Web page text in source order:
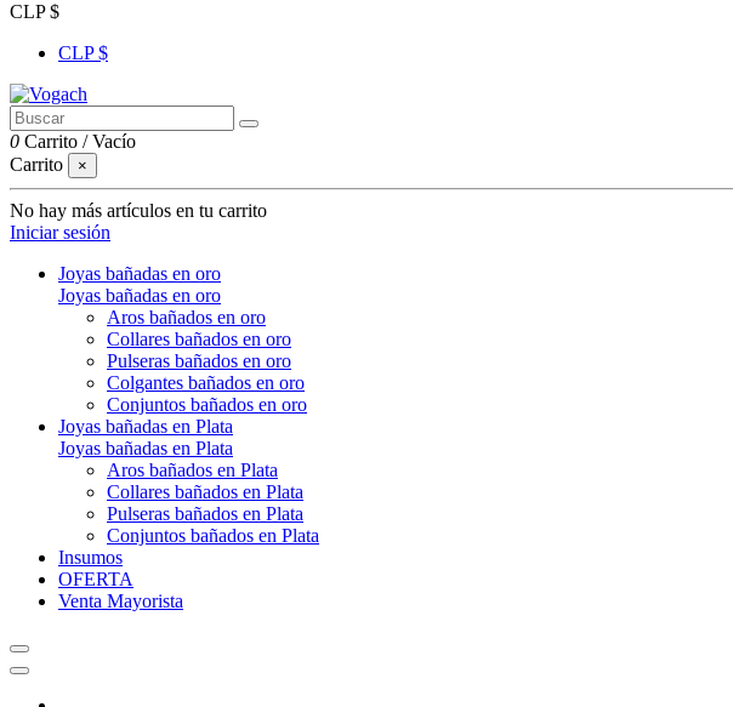
CLP $
CLP $
0 Carrito /Vacío
Carrito
×
No hay más artículos en tu carrito
Iniciar sesión
Joyas bañadas en oro
Joyas bañadas en oro
Aros bañados en oro
Collares bañados en oro
Pulseras bañados en oro
Colgantes bañados en oro
Conjuntos bañados en oro
Joyas bañadas en Plata
Joyas bañadas en Plata
Aros bañados en Plata
Collares bañados en Plata
Pulseras bañados en Plata
Conjuntos bañados en Plata
Insumos
OFERTA
Venta Mayorista